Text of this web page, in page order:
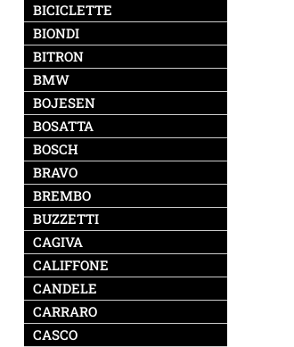
BICICLETTE
BIONDI
BITRON
BMW
BOJESEN
BOSATTA
BOSCH
BRAVO
BREMBO
BUZZETTI
CAGIVA
CALIFFONE
CANDELE
CARRARO
CASCO